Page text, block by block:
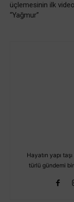
üçlemesinin ilk
“Yağmur”
Hayatın yapı
türlü gündemi